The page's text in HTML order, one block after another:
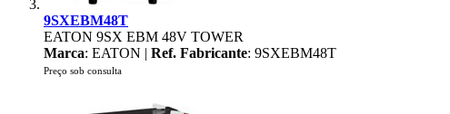
9SXEBM48T
EATON 9SX EBM 48V TOWER
Marca: EATON | Ref. Fabricante: 9SXEBM48T
Preço sob consulta